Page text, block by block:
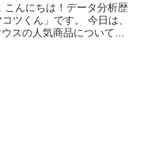
こんにちは！データ分析歴
ツくん」です。 今日は、
スの人気商品について徹